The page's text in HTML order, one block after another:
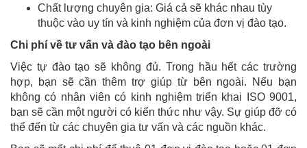
Chất lượng chuyên gia: Giá cả sẽ khác nhau tùy
thuộc vào uy tín và kinh nghiệm của đơn vị đào tạo.
Chi phí về tư vấn và đào tạo bên ngoài
Việc tự đào tạo sẽ không đủ. Trong hầu hết các trường
hợp, bạn sẽ cần thêm trợ giúp từ bên ngoài. Nếu bạn
không có nhân viên có kinh nghiệm triển khai ISO 9001,
bạn sẽ cần một người có kiến ​​thức như vậy. Sự giúp đỡ có
thể đến từ các chuyên gia tư vấn và các nguồn khác.